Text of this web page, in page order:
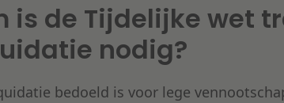
is de Tijdelijke wet
nodig?
bedoeld is voor lege